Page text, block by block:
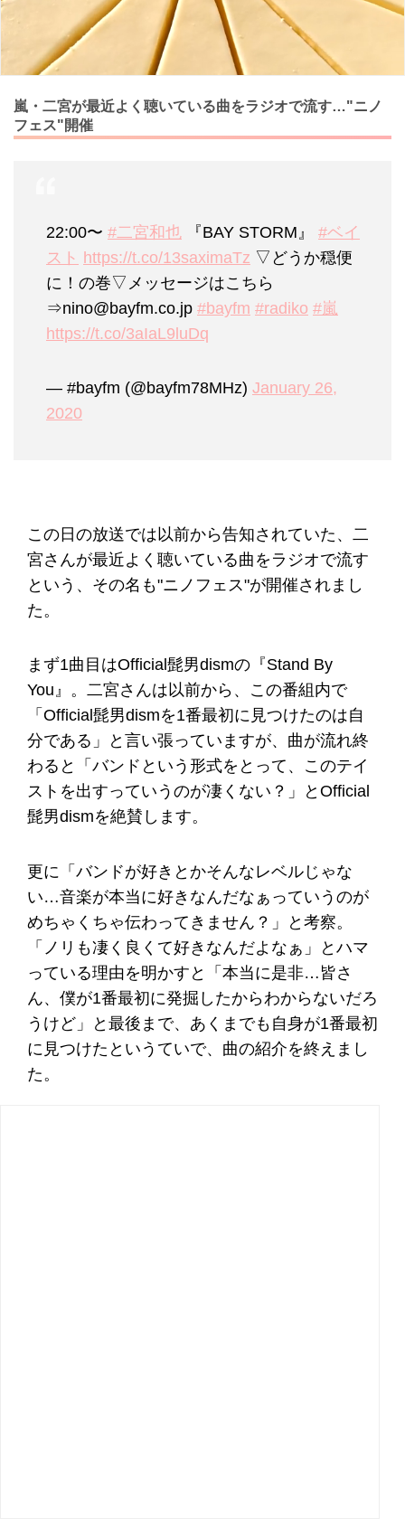
嵐・二宮が最近よく聴いている曲をラジオで流す…"ニノ
フェス"開催
22:00〜 #二宮和也 『BAY STORM』 #ベイ
スト https://t.co/13saximaTz ▽どうか穏便
に！の巻▽メッセージはこちら
⇒nino@bayfm.co.jp #bayfm #radiko #嵐
https://t.co/3aIaL9luDq
— #bayfm (@bayfm78MHz) January 26,
2020
この日の放送では以前から告知されていた、二
宮さんが最近よく聴いている曲をラジオで流す
という、その名も"ニノフェス"が開催されまし
た。
まず1曲目はOfficial髭男dismの『Stand By
You』。二宮さんは以前から、この番組内で
「Official髭男dismを1番最初に見つけたのは自
分である」と言い張っていますが、曲が流れ終
わると「バンドという形式をとって、このテイ
ストを出すっていうのが凄くない？」とOfficial
髭男dismを絶賛します。
更に「バンドが好きとかそんなレベルじゃな
い…音楽が本当に好きなんだなぁっていうのが
めちゃくちゃ伝わってきません？」と考察。
「ノリも凄く良くて好きなんだよなぁ」とハマ
っている理由を明かすと「本当に是非…皆さ
ん、僕が1番最初に発掘したからわからないだろ
うけど」と最後まで、あくまでも自身が1番最初
に見つけたというていで、曲の紹介を終えまし
た。